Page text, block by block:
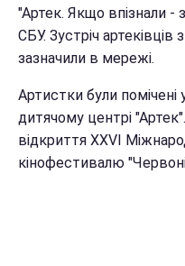
"Артек. Якщо впізнали -
СБУ. Зустріч артеківців
зазначили в мережі.
Артистки були помічені
дитячому центрі
відкриття XXVI
кінофестивалю